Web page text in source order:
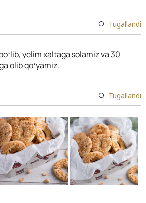
Tugallandi
yelim xaltaga solamiz va 30
olib qoʻyamiz.
Tugallandi